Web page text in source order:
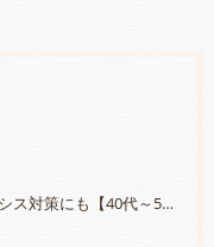
ミッドライフクライシス対策にも【40代～50代のあなたへ・講座案内】あなたが持つ宝物に気づいていますか？「人生は続く・自分の持つ宝物を見つけて、さらにキャリアに活かす方法」